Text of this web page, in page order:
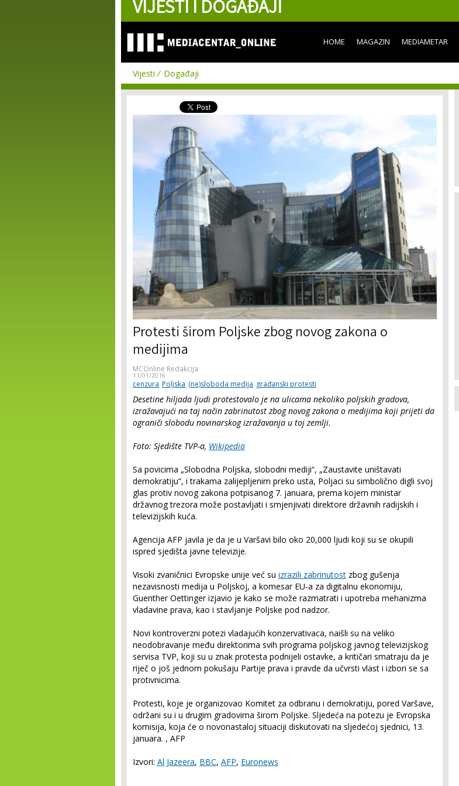
content
VIJESTI I DOGAĐAJI
HOME MAGAZIN MEDIAMETAR
Vijesti Događaji
Protesti širom Poljske zbog novog zakona o
medijima
MCOnline Redakcija
11/01/2016
cenzura Poljska (ne)sloboda medija građanski protesti
Desetine hiljada ljudi protestovalo je na ulicama nekoliko poljskih gradova,
izražavajući na taj način zabrinutost zbog novog zakona o medijima koji prijeti da
ograniči slobodu novinarskog izražavanja u toj zemlji.
Foto: Sjedište TVP-a, Wikipedia
Sa povicima „Slobodna Poljska, slobodni mediji“, „Zaustavite uništavati
demokratiju“, i trakama zalijepljenim preko usta, Poljaci su simbolično digli svoj
glas protiv novog zakona potpisanog 7. januara, prema kojem ministar
državnog trezora može postavljati i smjenjivati direktore državnih radijskih i
televizijskih kuća.
Agencija AFP javila je da je u Varšavi bilo oko 20,000 ljudi koji su se okupili
ispred sjedišta javne televizije.
Visoki zvaničnici Evropske unije već su izrazili zabrinutost zbog gušenja
nezavisnosti medija u Poljskoj, a komesar EU-a za digitalnu ekonomiju,
Guenther Oettinger izjavio je kako se može razmatrati i upotreba mehanizma
vladavine prava, kao i stavljanje Poljske pod nadzor.
Novi kontroverzni potezi vladajućih konzervativaca, naišli su na veliko
neodobravanje među direktorima svih programa poljskog javnog televizijskog
servisa TVP, koji su u znak protesta podnijeli ostavke, a kritičari smatraju da je
riječ o još jednom pokušaju Partije prava i pravde da učvrsti vlast i izbori se sa
protivnicima.
Protesti, koje je organizovao Komitet za odbranu i demokratiju, pored Varšave,
održani su i u drugim gradovima širom Poljske. Sljedeća na potezu je Evropska
komisija, koja će o novonastaloj situaciji diskutovati na sljedećoj sjednici, 13.
januara. , AFP
Izvori: Al Jazeera, BBC, AFP, Euronews